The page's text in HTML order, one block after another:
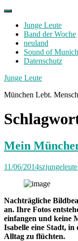
Skip
contentJunge Leute
Band der Woche
neuland
Sound of
Datenschutz
Facebook
Twitter
Instagram
Junge Leute
München Lebt.
Mein
11/06/2014szjungeleute
Nachträgliche
an. Ihre Fotos
einfangen und keine
Isabelle eine Stadt,
Alltag zu flüchten.